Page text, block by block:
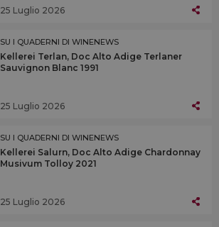
25 Luglio 2026
SU I QUADERNI DI WINENEWS
Kellerei Terlan, Doc Alto Adige Terlaner
Sauvignon Blanc 1991
25 Luglio 2026
SU I QUADERNI DI WINENEWS
Kellerei Salurn, Doc Alto Adige Chardonnay
Musivum Tolloy 2021
25 Luglio 2026